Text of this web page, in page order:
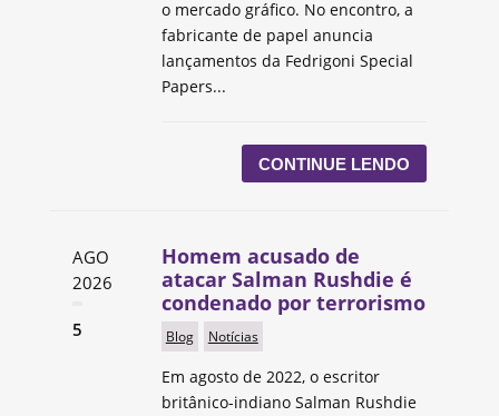
o mercado gráfico. No encontro, a
fabricante de papel anuncia
lançamentos da Fedrigoni Special
Papers...
CONTINUE LENDO
AGO
2026
5
Homem acusado de
atacar Salman Rushdie é
condenado por terrorismo
Blog Notícias
Em agosto de 2022, o escritor
britânico-indiano Salman Rushdie